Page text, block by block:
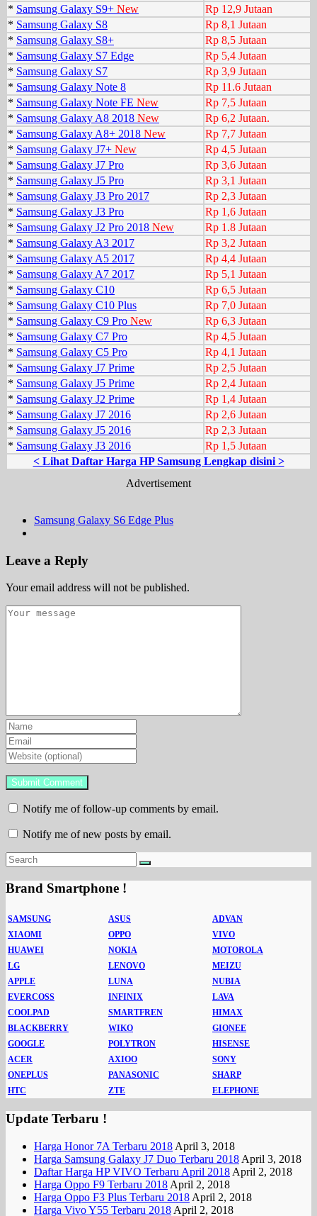
* Samsung Galaxy S9+ New
Rp 12,9 Jutaan
* Samsung Galaxy S8
Rp 8,1 Jutaan
* Samsung Galaxy S8+
Rp 8,5 Jutaan
* Samsung Galaxy S7 Edge
Rp 5,4 Jutaan
* Samsung Galaxy S7
Rp 3,9 Jutaan
* Samsung Galaxy Note 8
Rp 11.6 Jutaan
* Samsung Galaxy Note FE New
Rp 7,5 Jutaan
* Samsung Galaxy A8 2018 New
Rp 6,2 Jutaan.
* Samsung Galaxy A8+ 2018 New
Rp 7,7 Jutaan
* Samsung Galaxy J7+ New
Rp 4,5 Jutaan
* Samsung Galaxy J7 Pro
Rp 3,6 Jutaan
* Samsung Galaxy J5 Pro
Rp 3,1 Jutaan
* Samsung Galaxy J3 Pro 2017
Rp 2,3 Jutaan
* Samsung Galaxy J3 Pro
Rp 1,6 Jutaan
* Samsung Galaxy J2 Pro 2018 New
Rp 1.8 Jutaan
* Samsung Galaxy A3 2017
Rp 3,2 Jutaan
* Samsung Galaxy A5 2017
Rp 4,4 Jutaan
* Samsung Galaxy A7 2017
Rp 5,1 Jutaan
* Samsung Galaxy C10
Rp 6,5 Jutaan
* Samsung Galaxy C10 Plus
Rp 7,0 Jutaan
* Samsung Galaxy C9 Pro New
Rp 6,3 Jutaan
* Samsung Galaxy C7 Pro
Rp 4,5 Jutaan
* Samsung Galaxy C5 Pro
Rp 4,1 Jutaan
* Samsung Galaxy J7 Prime
Rp 2,5 Jutaan
* Samsung Galaxy J5 Prime
Rp 2,4 Jutaan
* Samsung Galaxy J2 Prime
Rp 1,4 Jutaan
* Samsung Galaxy J7 2016
Rp 2,6 Jutaan
* Samsung Galaxy J5 2016
Rp 2,3 Jutaan
* Samsung Galaxy J3 2016
Rp 1,5 Jutaan
< Lihat Daftar Harga HP Samsung Lengkap disini >
Advertisement
Samsung Galaxy S6 Edge Plus
Leave a Reply
Your email address will not be published.
Notify me of follow-up comments by email.
Notify me of new posts by email.
Brand Smartphone !
SAMSUNG ASUS
ADVAN
XIAOMI
OPPO
VIVO
HUAWEI
NOKIA
MOTOROLA
LG
LENOVO
MEIZU
APPLE
LUNA
NUBIA
EVERCOSS
INFINIX
LAVA
COOLPAD
SMARTFREN
HIMAX
BLACKBERRY
WIKO
GIONEE
GOOGLE
POLYTRON
HISENSE
ACER
AXIOO
SONY
ONEPLUS
PANASONIC
SHARP
HTC
ZTE ELEPHONE
Update Terbaru !
Harga Honor 7A Terbaru 2018 April 3, 2018
Harga Samsung Galaxy J7 Duo Terbaru 2018 April 3, 2018
Daftar Harga HP VIVO Terbaru April 2018 April 2, 2018
Harga Oppo F9 Terbaru 2018 April 2, 2018
Harga Oppo F3 Plus Terbaru 2018 April 2, 2018
Harga Vivo Y55 Terbaru 2018 April 2, 2018